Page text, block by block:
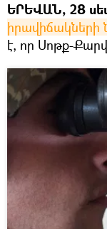
ԵՐԵՎԱՆ, 28
իրավիճակների
է, որ Սոթք-